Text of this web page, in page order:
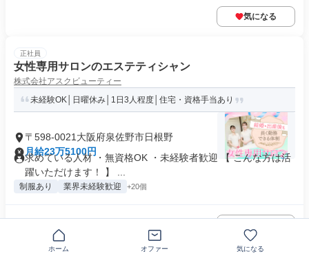
気になる
正社員
女性専用サロンのエステティシャン
株式会社アスクビューティー
未経験OK│日曜休み│1日3人程度│住宅・資格手当あり
〒598-0021大阪府泉佐野市日根野
月給23万5100円
求めている人材 ・無資格OK ・未経験者歓迎 【 こんな方は活
躍いただけます！ 】 ...
制服あり 業界未経験歓迎 +20個
ホーム オファー 気になる